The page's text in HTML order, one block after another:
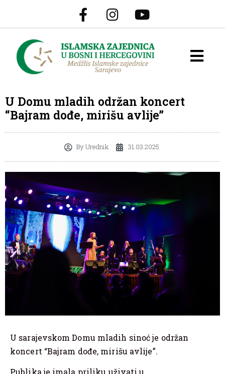
U Domu mladih održan koncert
“Bajram dođe, mirišu avlije”
ByUrednik 31.03.2025.
U sarajevskom Domu mladih sinoć je održan
koncert “Bajram dođe, mirišu avlije”.
Publika je imala priliku uživati u